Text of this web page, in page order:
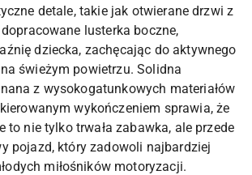
detale, takie jak otwierane drzwi z
lusterka boczne,
dziecka, zachęcając do aktywnego
świeżym powietrzu. Solidna
z wysokogatunkowych materiałów
wykończeniem sprawia, że
to nie tylko trwała zabawka, ale przede
pojazd, który zadowoli najbardziej
miłośników motoryzacji.